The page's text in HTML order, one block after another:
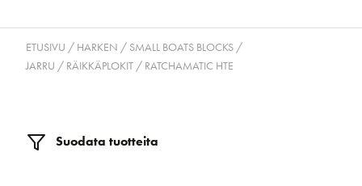
ETUSIVU / HARKEN / SMALL BOATS BLOCKS /
JARRU / RÄIKKÄPLOKIT / RATCHAMATIC HTE
Suodata tuotteita